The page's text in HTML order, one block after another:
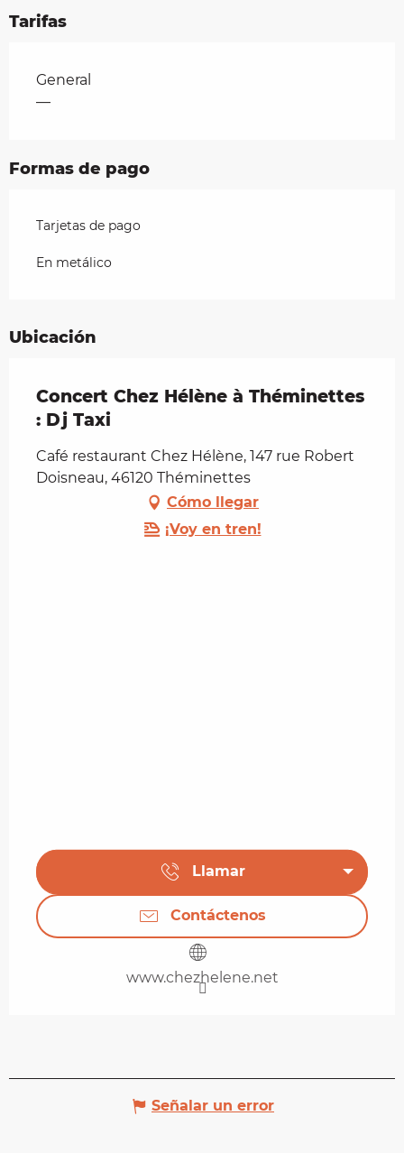
Tarifas
Tarifas 2026
General
—
Formas de pago
Tarjetas de pago
En metálico
Ubicación
Concert Chez Hélène à Théminettes
: Dj Taxi
Café restaurant Chez Hélène, 147 rue Robert
Doisneau, 46120 Théminettes
Cómo llegar
¡Voy en tren!
Llamar
Contáctenos
www.chezhelene.net
Señalar un error